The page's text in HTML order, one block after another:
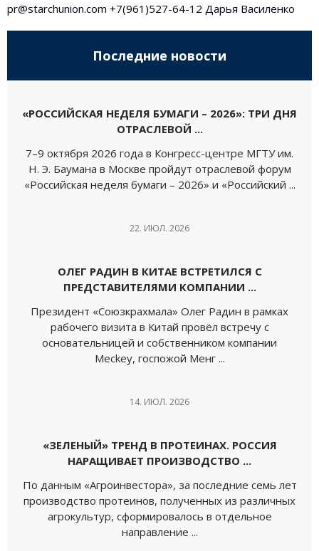
pr@starchunion.com +7(961)527-64-12 Дарья Василенко
Последние новости
«РОССИЙСКАЯ НЕДЕЛЯ БУМАГИ – 2026»: ТРИ ДНЯ
ОТРАСЛЕВОЙ ...
7–9 октября 2026 года в Конгресс-центре МГТУ им.
Н. Э. Баумана в Москве пройдут отраслевой форум
«Российская неделя бумаги – 2026» и «Российский ...
22. ИЮЛ. 2026
ОЛЕГ РАДИН В КИТАЕ ВСТРЕТИЛСЯ С
ПРЕДСТАВИТЕЛЯМИ КОМПАНИИ ...
Президент «Союзкрахмала» Олег Радин в рамках
рабочего визита в Китай провёл встречу с
основательницей и собственником компании
Meckey, госпожой Менг ...
14. ИЮЛ. 2026
«ЗЕЛЕНЫЙ» ТРЕНД В ПРОТЕИНАХ. РОССИЯ
НАРАЩИВАЕТ ПРОИЗВОДСТВО ...
По данным «Агроинвестора», за последние семь лет
производство протеинов, полученных из различных
агрокультур, сформировалось в отдельное
направление ...